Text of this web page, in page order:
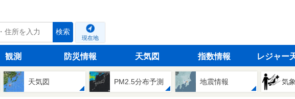
検索
現在地
観測 防災情報 天気図 指数情報 レジャー
天気図 PM2.5分布予測 地震情報 気